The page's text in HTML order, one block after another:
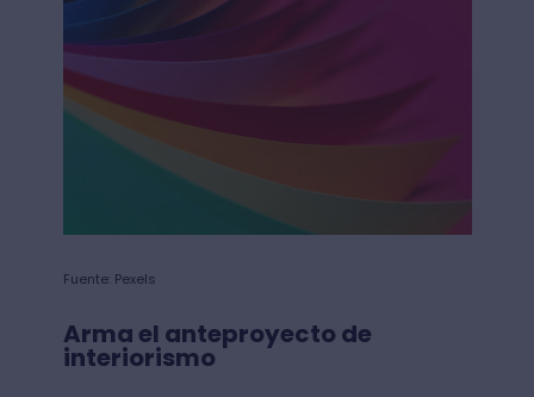
Fuente: Pexels
Arma el anteproyecto de
interiorismo